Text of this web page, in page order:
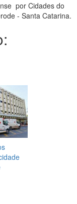
por Cidades do
- Santa Catarina.